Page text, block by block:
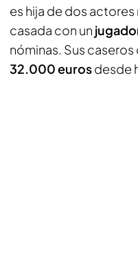
es hija de dos
casada con un
nóminas. Sus
32.000 eurosdesde